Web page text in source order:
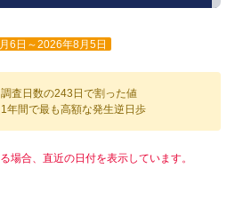
6日～2026年8月5日
調査日数の243日で割った値
1年間で最も高額な発生逆日歩
場合、直近の日付を表示しています。